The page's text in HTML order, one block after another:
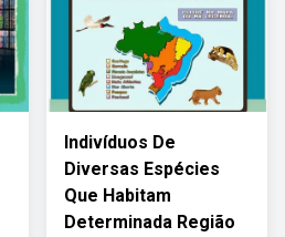
Indivíduos De
Diversas Espécies
Que Habitam
Determinada Região